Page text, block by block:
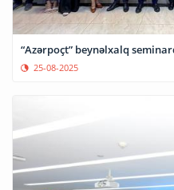
“Azərpoçt” beynəlxalq
25-08-2025